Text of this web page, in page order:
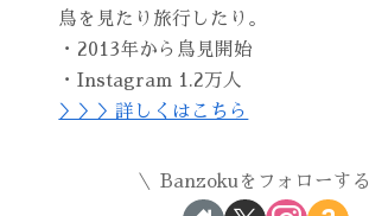
鳥を見たり旅行したり。
・2013年から鳥見開始
・Instagram 1.2万人
＞＞＞詳しくはこちら
Banzokuをフォローする